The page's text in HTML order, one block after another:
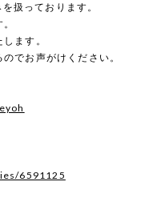
扱っております。
ます。
でお声がけください。
6591125